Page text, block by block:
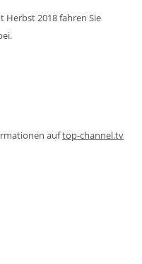
Herbst 2018 fahren Sie
auftop-channel.tv